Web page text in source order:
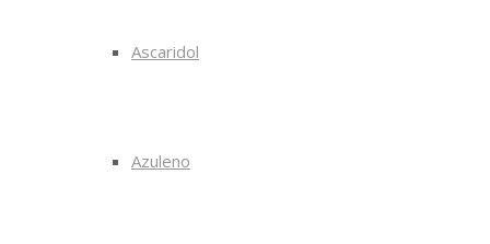
Ascaridol
Azuleno